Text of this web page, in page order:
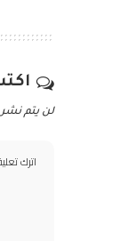
لن يتم نشر